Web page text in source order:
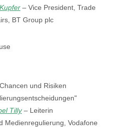
– Vice President, Trade
BT Group plc
und Risiken
Tilly– Leiterin
Medienregulierung, Vodafone